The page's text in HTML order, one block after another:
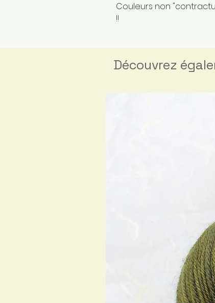
Couleurs non
!!
Découvrez